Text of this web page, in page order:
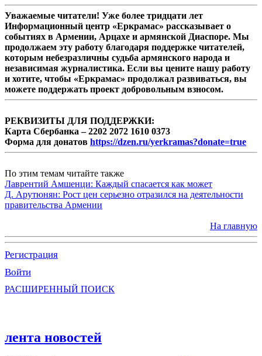
Уважаемые читатели! Уже более тридцати лет
Информационный центр «Еркрамас» рассказывает о
событиях в Армении, Арцахе и армянской Диаспоре. Мы
продолжаем эту работу благодаря поддержке читателей,
которым небезразличны судьба армянского народа и
независимая журналистика. Если вы цените нашу работу
и хотите, чтобы «Еркрамас» продолжал развиваться, вы
можете поддержать проект добровольным взносом.
РЕКВИЗИТЫ ДЛЯ ПОДДЕРЖКИ:
Карта Сбербанка – 2202 2072 1610 0373
Форма для донатов https://dzen.ru/yerkramas?donate=true
По этим темам читайте также
Лаврентий Амшенци: Каждый спасается как может
Д. Арутюнян: Рост цен серьезно отразился на деятельности
правительства Армении
На главную
Регистрация
Войти
РАСШИРЕННЫЙ ПОИСК
лента новостей